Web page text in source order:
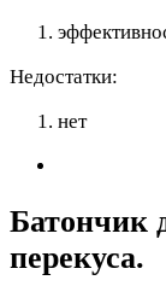
Недостатки:
нет
Батончик
перекуса.